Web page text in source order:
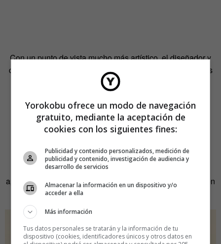
Con un punto de vista mucho más artístico, el diseñador y
comisario holandés Erik Kessels es uno de los principales
responsables del revival de la fotografía vernácula y ha
dedicado muchos años de su carrera a la recopilación y
reflexión en torno a este tipo de imágenes: fotografía
encontrada, el álbum de fotos o el valor de los errores en
esta disciplina. Kessels reflexiona en sus exposiciones y
recontextualización de la misma o la fascinación por las
historias humanas que hay detrás de una foto
aparentemente ridícula o divertida, ya que el humor también
es una constante en su trabajo.
Yorokobu ofrece un modo de navegación
gratuito, mediante la aceptación de
cookies con los siguientes fines:
Publicidad y contenido personalizados, medición de
publicidad y contenido, investigación de audiencia y
desarrollo de servicios
Almacenar la información en un dispositivo y/o
acceder a ella
Más información
Tus datos personales se tratarán y la información de tu
dispositivo (cookies, identificadores únicos y otros datos en